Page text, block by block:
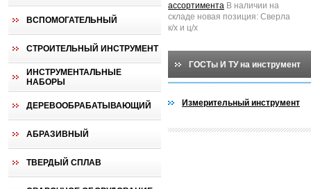
ВСПОМОГАТЕЛЬНЫЙ
СТРОИТЕЛЬНЫЙ ИНСТРУМЕНТ
ИНСТРУМЕНТАЛЬНЫЕ
НАБОРЫ
ДЕРЕВООБРАБАТЫВАЮЩИЙ
АБРАЗИВНЫЙ
ТВЕРДЫЙ СПЛАВ
ассортимента В наличии на
складе новая позиция: Сверла
к/х и ц/х
ГОСТы И ТУ на инструмент
Измерительный инструмент